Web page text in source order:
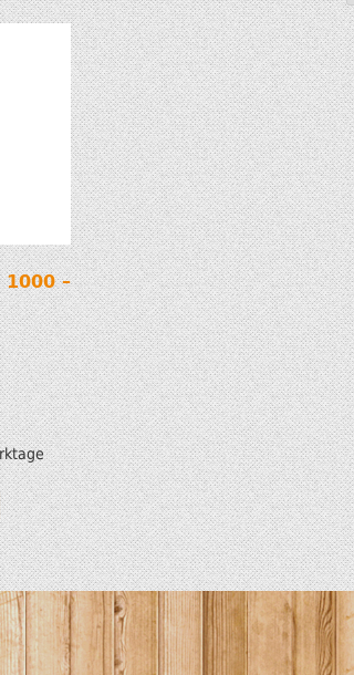
AIR SUP
KAJAKS
BOOTE FÜR IHR
SALE
WILDERNESS
ZUBEHÖR
DOPPELPADDEL
STECHPADDEL
WESTEN &
TRANSPORT &
LAGERUNG
BOOTSWAGEN
SPRITZDECKEN/
LUKENDECKEL
RAM ZUBEHÖR
HOBIE KAJAKS
ELEKTROMOTORE
1000 –